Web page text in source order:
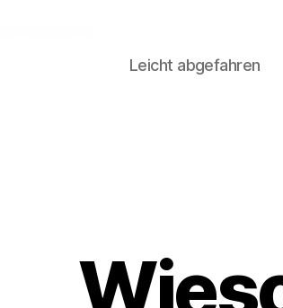
Leicht abgefahren